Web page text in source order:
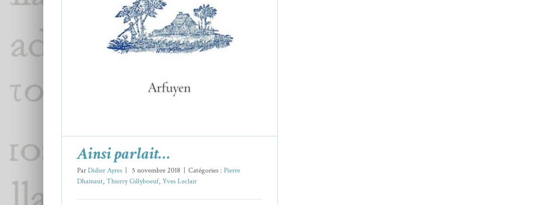
Ainsi parlait…
ParDidier Ayres | 5 novembre 2018 | Catégories : Pierre
Dhainaut, Thierry Gillyboeuf, Yves Leclair